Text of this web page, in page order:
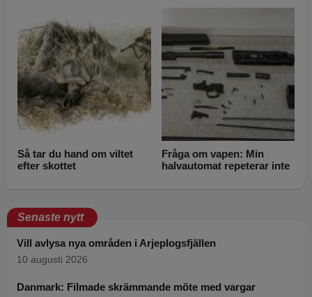
Så tar du hand om viltet
efter skottet
Fråga om vapen: Min
halvautomat repeterar inte
Senaste nytt
Vill avlysa nya områden i Arjeplogsfjällen
10 augusti 2026
Danmark: Filmade skrämmande möte med vargar